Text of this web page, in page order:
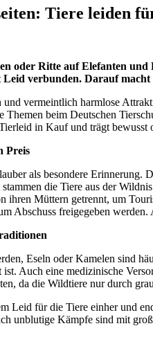
Tiere leiden
oder Ritte auf Elefanten und
verbunden. Darauf
und vermeintlich harmlose
beim Deutschen
in Kauf und trägt bewusst
Preis
als besondere Erinnerung.
die Tiere aus der
Müttern getrennt, um
Abschuss freigegeben
Eseln oder Kamelen sind
ist. Auch eine medizinische
da die Wildtiere nur durch
Leid für die Tiere einher und
unblutige Kämpfe sind mit